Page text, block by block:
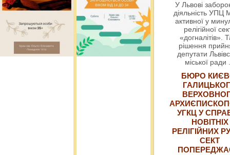
У Львові
діяльність УПЦ
активної у
релігійної
«догналітів».
рішення
депутати
міської ради
БЮРО
УГКЦ У
НОВІТНІХ
РЕЛІГІЙНИХ
СЕКТ